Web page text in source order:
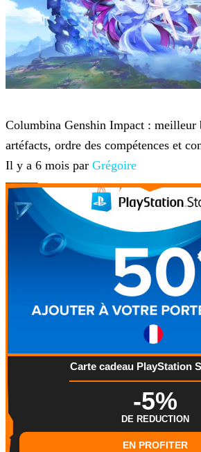
Columbina Genshin Impact : meilleur
artéfacts, ordre des compétences et
Il y a 6 mois par Grégoire
Carte cadeau PlayStation
-5%
DE REDUCTION
EN PROFITER